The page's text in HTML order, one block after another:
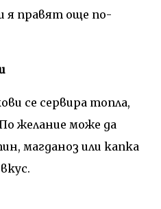
я правят още по-
се сервира топла,
желание може да
магданоз или капка